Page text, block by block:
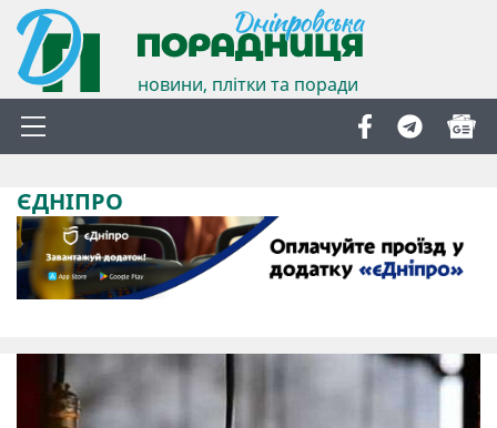
новини, плітки та поради
ЄДНІПРО